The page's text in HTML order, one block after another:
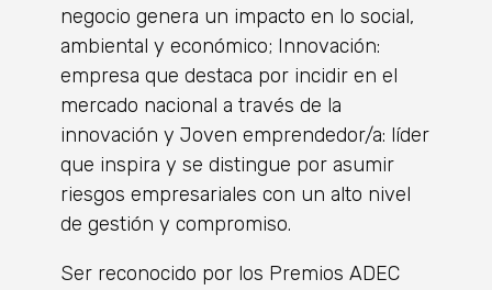
negocio genera un impacto en lo social,
ambiental y económico; Innovación:
empresa que destaca por incidir en el
mercado nacional a través de la
innovación y Joven emprendedor/a: líder
que inspira y se distingue por asumir
riesgos empresariales con un alto nivel
de gestión y compromiso.
Ser reconocido por los Premios ADEC